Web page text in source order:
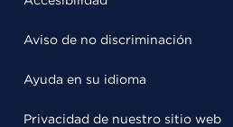
Aviso de no discriminación
Ayuda en su idioma
Privacidad de nuestro sitio web